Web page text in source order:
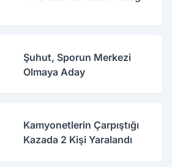
Şuhut, Sporun Merkezi
Olmaya Aday
Kamyonetlerin Çarpıştığı
Kazada 2 Kişi Yaralandı